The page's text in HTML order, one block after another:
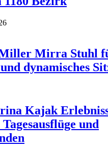
Mirra Stuhl
dynamisches
Kajak
und